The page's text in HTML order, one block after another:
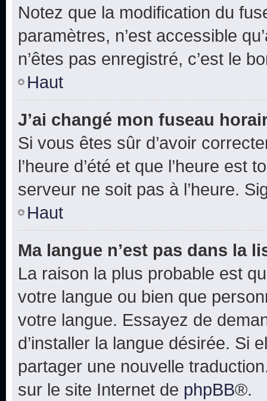
Notez que la modification du
paramètres, n’est accessible
n’êtes pas enregistré, c’est le
Haut
J’ai changé mon fuseau
Si vous êtes sûr d’avoir
l’heure d’été et que l’heure est
serveur ne soit pas à l’heure.
Haut
Ma langue n’est pas dans la
La raison la plus probable est
votre langue ou bien que
votre langue. Essayez de
d’installer la langue désirée. Si
partager une nouvelle
sur le site Internet de phpBB®.